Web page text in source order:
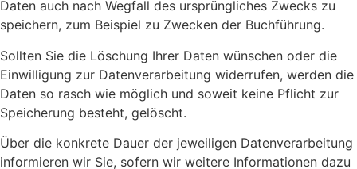
Daten auch nach Wegfall des ursprüngliches Zwecks zu
speichern, zum Beispiel zu Zwecken der Buchführung.
Sollten Sie die Löschung Ihrer Daten wünschen oder die
Einwilligung zur Datenverarbeitung widerrufen, werden die
Daten so rasch wie möglich und soweit keine Pflicht zur
Speicherung besteht, gelöscht.
Über die konkrete Dauer der jeweiligen Datenverarbeitung
informieren wir Sie, sofern wir weitere Informationen dazu